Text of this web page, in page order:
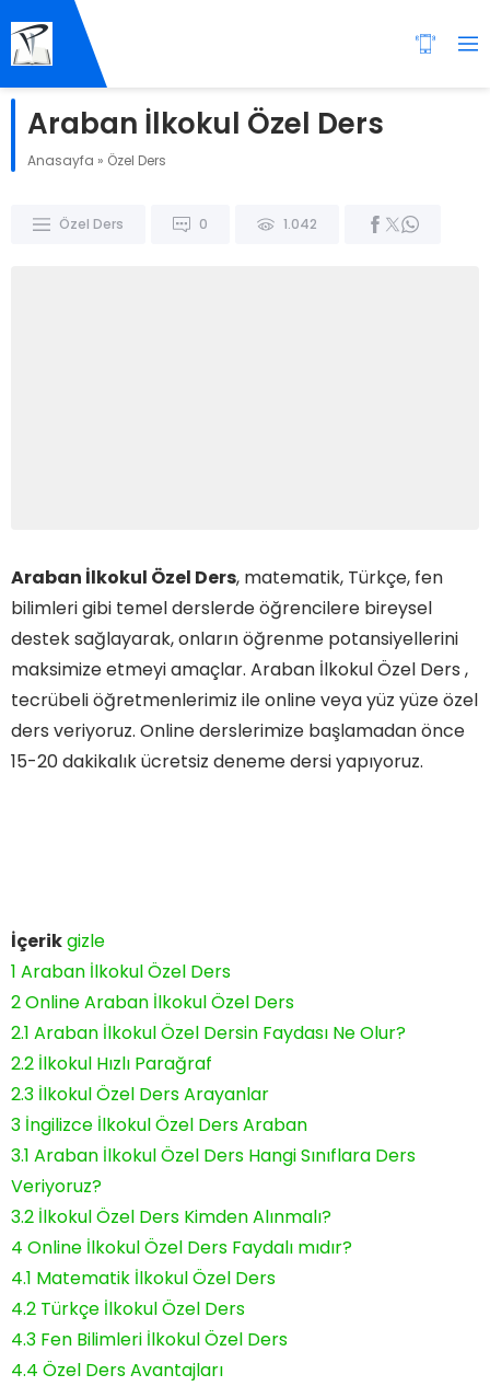
Araban İlkokul Özel Ders
Anasayfa » Özel Ders
Özel Ders 0 1.042
Araban İlkokul Özel Ders, matematik, Türkçe, fen
bilimleri gibi temel derslerde öğrencilere bireysel
destek sağlayarak, onların öğrenme potansiyellerini
maksimize etmeyi amaçlar. Araban İlkokul Özel Ders ,
tecrübeli öğretmenlerimiz ile online veya yüz yüze özel
ders veriyoruz. Online derslerimize başlamadan önce
15-20 dakikalık ücretsiz deneme dersi yapıyoruz.
İçerikgizle
1 Araban İlkokul Özel Ders
2Online Araban İlkokul Özel Ders
2.1 Araban İlkokul Özel Dersin Faydası Ne Olur?
2.2 İlkokul Hızlı Parağraf
2.3 İlkokul Özel Ders Arayanlar
3 İngilizce İlkokul Özel Ders Araban
3.1 Araban İlkokul Özel Ders Hangi Sınıflara Ders
Veriyoruz?
3.2 İlkokul Özel Ders Kimden Alınmalı?
4 Online İlkokul Özel Ders Faydalı mıdır?
4.1 Matematik İlkokul Özel Ders
4.2 Türkçe İlkokul Özel Ders
4.3 Fen Bilimleri İlkokul Özel Ders
4.4 Özel Ders Avantajları